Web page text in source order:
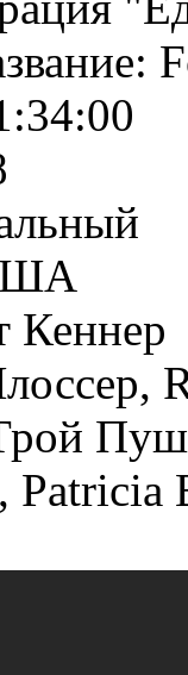
Кеннер